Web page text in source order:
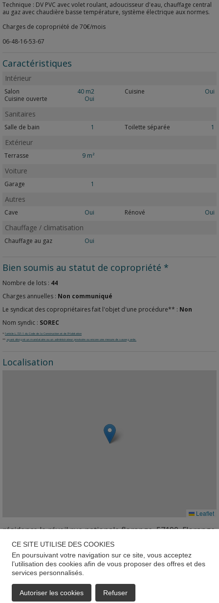
Technique : DV PVC avec volet roulant, adoucisseur d'eau, chauffage central
au gaz avec chaudière basse température, système électrique aux normes.
Charges de copropriété de 70€/mois
06-48-16-53-67
Caractéristiques
Intérieur
Salon 40 m2 Cuisine
Oui
Cuisine ouverte
Oui
Sanitaires
Salle de bain 1 Toilette séparée 1
Extérieur
Terrasse 9 m²
Voiture
Garage 1
Autres
Cave Oui Rénové Oui
Chauffage / climatisation
Chauffage au gaz Oui
Bien soumis au statut de copropriété *
Nombre de lots : 44
Charges annuelles : Non communiqué
Le syndicat des copropriétaires fait l'objet d'une procédure** : Non
Nom syndic : SOREC
* l'article L.721-1 du Code de la Construction et de l'Habitation
** ayant désigné un mandataire ou un administrateur provisoire ou encore une mesure de sauvegarde.
Localisation
Leaflet
résidence le réveil rue nationale florange, 57190, Florange
Géorisques
Les informations sur les risques auxquels ce bien est
exposé sont disponibles sur le site :
www.georisques.gouv.fr
CE SITE UTILISE DES COOKIES
En poursuivant votre navigation sur ce site, vous acceptez
l’utilisation des cookies afin de vous proposer des offres et des
services personnalisés.
Autoriser les cookies Refuser